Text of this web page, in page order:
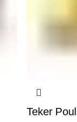
Teker